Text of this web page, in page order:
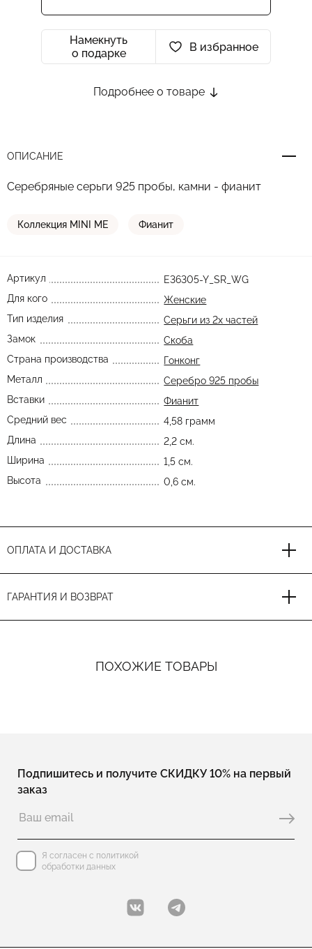
Намекнуть
о подарке
В избранное
Подробнее о товаре
ОПИСАНИЕ
Серебряные серьги 925 пробы, камни - фианит
Коллекция MINI ME Фианит
Артикул
E36305-Y_SR_WG
Для кого
Женские
Тип изделия
Серьги из 2х частей
Замок
Скоба
Страна производства
Гонконг
Металл
Серебро 925 пробы
Вставки
Фианит
Средний вес
4,58 грамм
Длина
2,2 см.
Ширина
1,5 см.
Высота
0,6 см.
ОПЛАТА И ДОСТАВКА
ГАРАНТИЯ И ВОЗВРАТ
ПОХОЖИЕ ТОВАРЫ
Подпишитесь и получите СКИДКУ 10% на первый
заказ
Я согласен с политикой
обработки данных